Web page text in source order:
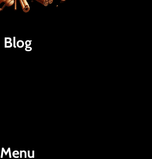
Blog
Menu